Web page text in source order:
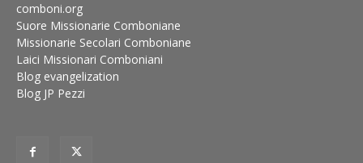
comboni.org
Suore Missionarie Comboniane
Missionarie Secolari Comboniane
Laici Missionari Comboniani
Blog evangelization
Blog JP Pezzi